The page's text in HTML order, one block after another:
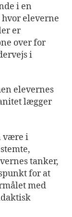
i en
eleverne
er
over for
i
elevernes
lægger
være i
tanker,
for at
med